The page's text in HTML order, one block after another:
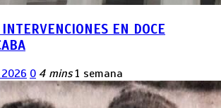
EN DOCE
0 4 mins 1 semana